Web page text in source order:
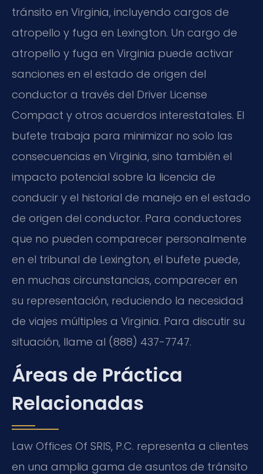
tránsito en Virginia, incluyendo cargos de
atropello y fuga en Lexington. Un cargo de
atropello y fuga en Virginia puede activar
sanciones en el estado de origen del
conductor a través del Driver License
Compact y otros acuerdos interestatales. El
bufete trabaja para minimizar no solo las
consecuencias en Virginia, sino también el
impacto potencial sobre la licencia de
conducir y el historial de manejo en el estado
de origen del conductor. Para conductores
que no pueden comparecer personalmente
en el tribunal de Lexington, el bufete puede,
en muchas circunstancias, comparecer en
su representación, reduciendo la necesidad
de viajes múltiples a Virginia. Para discutir su
situación, llame al (888) 437-7747.
Áreas de Práctica
Relacionadas
Law Offices Of SRIS, P.C. representa a clientes
en una amplia gama de asuntos de tránsito